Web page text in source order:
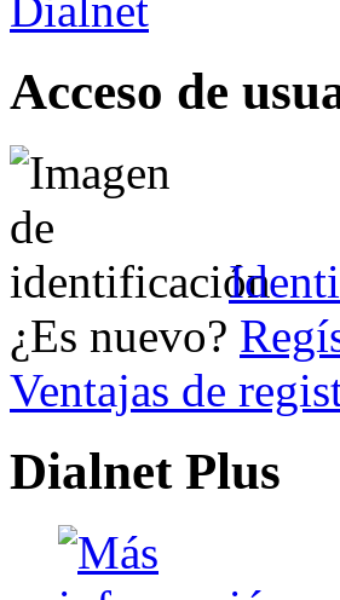
Acceso de
¿Es nuevo?
Ventajas de
Dialnet Plus